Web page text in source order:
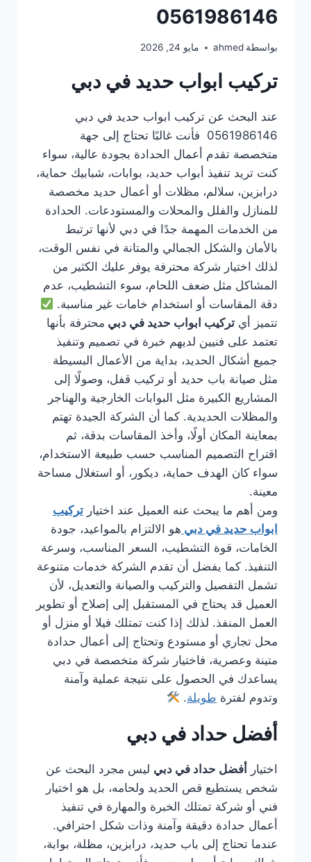
0561986146
بواسطة ahmed مايو 24, 2026
تركيب ابواب حديد في دبي
عند البحث عن تركيب ابواب حديد في دبي
0561986146 فأنت غالبًا تحتاج إلى جهة
متخصصة تقدم أعمال الحدادة بجودة عالية، سواء
كنت تريد تنفيذ أبواب حديد، بوابات، شبابيك حماية،
درابزين، سلالم، مظلات أو أعمال حديد مخصصة
للمنازل والفلل والمحلات والمستودعات. الحدادة
من الخدمات المهمة جدًا في دبي لأنها ترتبط
بالأمان والشكل الجمالي والمتانة في نفس الوقت،
لذلك اختيار شركة محترفة يوفر عليك الكثير من
المشاكل مثل ضعف اللحام، سوء التشطيب، عدم
دقة المقاسات أو استخدام خامات غير مناسبة.
تتميز أي تركيب ابواب حديد في دبي محترفة بأنها
تعتمد على فنيين لديهم خبرة في تصميم وتنفيذ
جميع أشكال الحديد، بداية من الأعمال البسيطة
مثل صيانة باب حديد أو تركيب قفل، وصولًا إلى
المشاريع الكبيرة مثل البوابات الخارجية والهناجر
والمظلات الحديدية. كما أن الشركة الجيدة تهتم
بمعاينة المكان أولًا، وأخذ المقاسات بدقة، ثم
اقتراح التصميم المناسب حسب طبيعة الاستخدام،
سواء كان الهدف حماية، ديكور، أو استغلال مساحة
معينة.
ومن أهم ما يبحث عنه العميل عند اختيار تركيب
ابواب حديد في دبي هو الالتزام بالمواعيد، جودة
الخامات، قوة التشطيب، السعر المناسب، وسرعة
التنفيذ. كما يفضل أن تقدم الشركة خدمات متنوعة
تشمل التفصيل والتركيب والصيانة والتعديل، لأن
العميل قد يحتاج في المستقبل إلى إصلاح أو تطوير
العمل المنفذ. لذلك إذا كنت تمتلك فيلا أو منزل أو
محل تجاري أو مستودع وتحتاج إلى أعمال حدادة
متينة وعصرية، فاختيار شركة متخصصة في دبي
يساعدك في الحصول على نتيجة عملية وآمنة
وتدوم لفترة طويلة.
أفضل حداد في دبي
اختيار أفضل حداد في دبي ليس مجرد البحث عن
شخص يستطيع قص الحديد ولحامه، بل هو اختيار
فني أو شركة تمتلك الخبرة والمهارة في تنفيذ
أعمال حدادة دقيقة وآمنة وذات شكل احترافي.
عندما تحتاج إلى باب حديد، درابزين، مظلة، بوابة،